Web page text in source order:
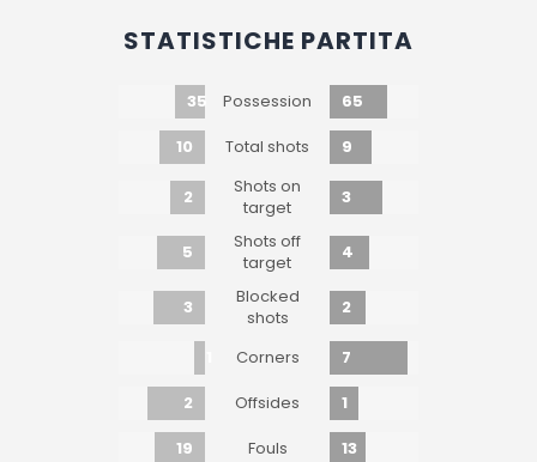
STATISTICHE PARTITA
35 Possession
65
10
Total shots 9
2
Shots on
target
3
5
Shots off
target
4
3
Blocked
shots
2
Corners
7
2
Offsides
1
19
Fouls 13